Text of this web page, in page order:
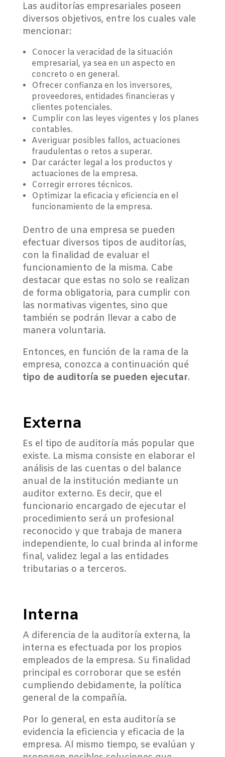
Las auditorías empresariales poseen
diversos objetivos, entre los cuales vale
mencionar:
Conocer la veracidad de la situación
empresarial, ya sea en un aspecto en
concreto o en general.
Ofrecer confianza en los inversores,
proveedores, entidades financieras y
clientes potenciales.
Cumplir con las leyes vigentes y los planes
contables.
Averiguar posibles fallos, actuaciones
fraudulentas o retos a superar.
Dar carácter legal a los productos y
actuaciones de la empresa.
Corregir errores técnicos.
Optimizar la eficacia y eficiencia en el
funcionamiento de la empresa.
Dentro de una empresa se pueden
efectuar diversos tipos de auditorías,
con la finalidad de evaluar el
funcionamiento de la misma. Cabe
destacar que estas no solo se realizan
de forma obligatoria, para cumplir con
las normativas vigentes, sino que
también se podrán llevar a cabo de
manera voluntaria.
Entonces, en función de la rama de la
empresa, conozca a continuación qué
tipo de auditoría se pueden ejecutar.
Externa
Es el tipo de auditoría más popular que
existe. La misma consiste en elaborar el
análisis de las cuentas o del balance
anual de la institución mediante un
auditor externo. Es decir, que el
funcionario encargado de ejecutar el
procedimiento será un profesional
reconocido y que trabaja de manera
independiente, lo cual brinda al informe
final, validez legal a las entidades
tributarias o a terceros.
Interna
A diferencia de la auditoría externa, la
interna es efectuada por los propios
empleados de la empresa. Su finalidad
principal es corroborar que se estén
cumpliendo debidamente, la política
general de la compañía.
Por lo general, en esta auditoría se
evidencia la eficiencia y eficacia de la
empresa. Al mismo tiempo, se evalúan y